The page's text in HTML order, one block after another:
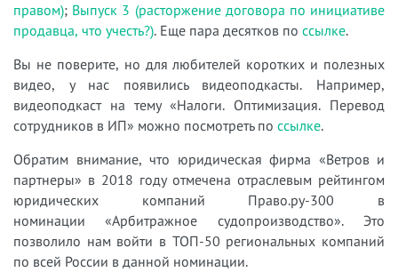
правом); Выпуск 3 (расторжение договора по инициативе
продавца, что учесть?). Еще пара десятков по ссылке.
Вы не поверите, но для любителей коротких и полезных
видео, у нас появились видеоподкасты. Например,
видеоподкаст на тему «Налоги. Оптимизация. Перевод
сотрудников в ИП» можно посмотреть по ссылке.
Обратим внимание, что юридическая фирма «Ветров и
партнеры» в 2018 году отмечена отраслевым рейтингом
юридических компаний Право.ру-300 в
номинации «Арбитражное судопроизводство». Это
позволило нам войти в ТОП-50 региональных компаний
по всей России в данной номинации.